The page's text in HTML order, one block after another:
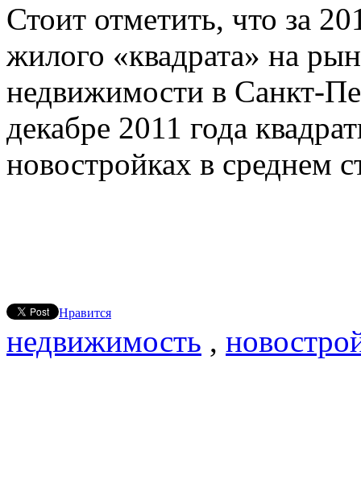
Стоит отметить, что за
жилого «квадрата» на
недвижимости в Санкт-
декабре 2011 года
новостройках в среднем
Нравится
недвижимость ,